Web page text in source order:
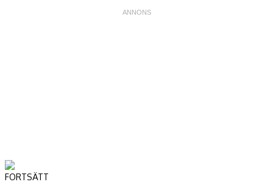
FORTSÄTT